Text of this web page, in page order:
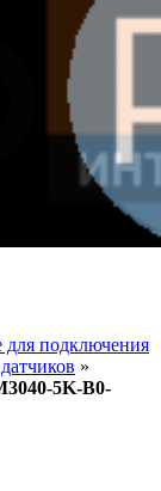
для подключения
»
5K-B0-